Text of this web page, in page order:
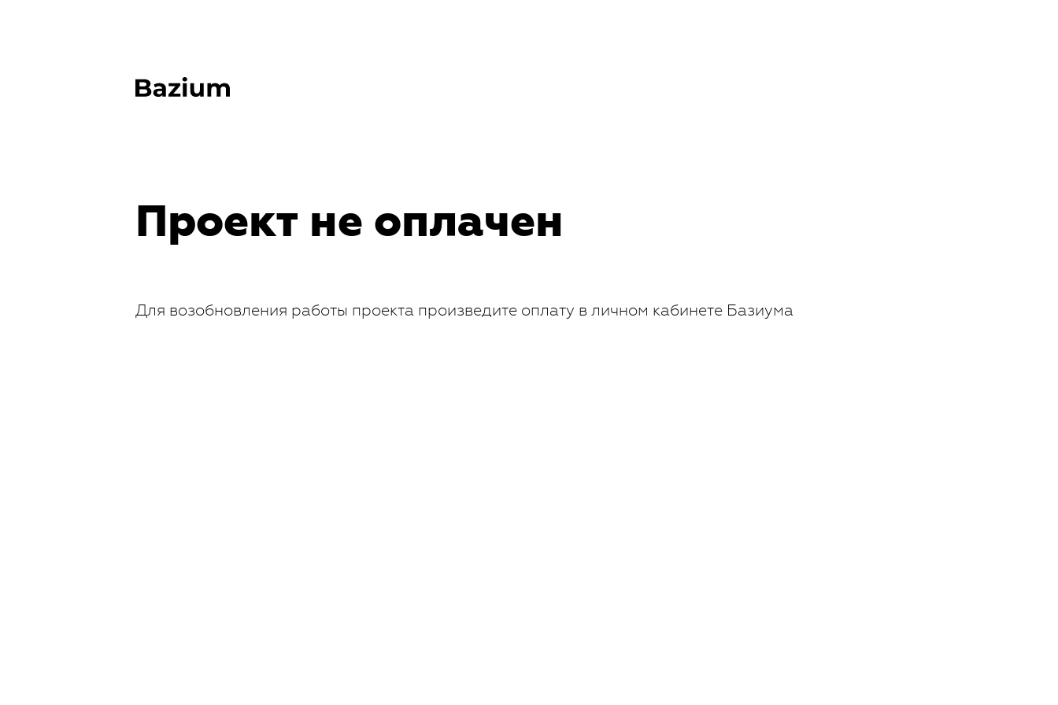
Проект не оплачен
Для возобновления работы проекта произведите оплату в личном кабинете Базиума